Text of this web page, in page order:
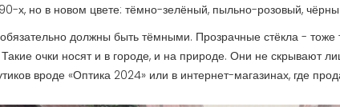
х, но в новом цвете: тёмно-зелёный, пыльно-розовый,
должны быть тёмными. Прозрачные стёкла -
Такие очки носят и в городе, и на природе. Они не скрывают
вроде «Оптика 2024» или в интернет-магазинах, где